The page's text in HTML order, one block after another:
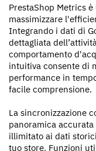
PrestaShop Metrics
massimizzare
Integrando i dati di
dettagliata
comportamento
intuitiva consente di
performance in
facile comprensione.
La sincronizzazione
panoramica
illimitato ai dati
tuo store. Funzioni